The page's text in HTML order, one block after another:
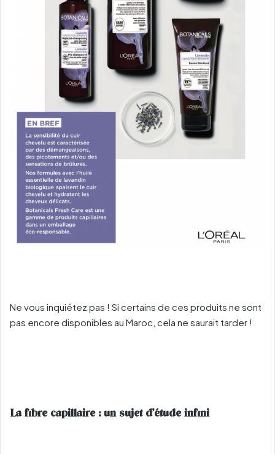
Ne vous inquiétez pas ! Si certains de ces produits ne sont
pas encore disponibles au Maroc, cela ne saurait tarder !
La fibre capillaire : un sujet d’étude infini